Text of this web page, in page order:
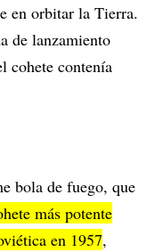
en orbitar la Tierra.
de lanzamiento
cohete contenía
bola de fuego, que
más potente
en 1957,